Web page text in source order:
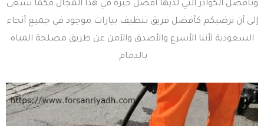
وبأفضل الكوادر التي لديها أفضل خبرة في هذا المجال فكما نسعى
إلى أن نرضيكم كأفضل فريق تنظيف بيارات موجود في جميع أنحاء
السعودية لأننا الأسرع والأصدق والآمن عن طريق مصلحة المياه
بالدمام.